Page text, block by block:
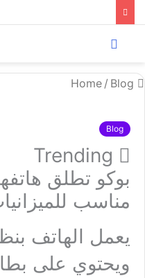
/ Blog
Blog
مناسب